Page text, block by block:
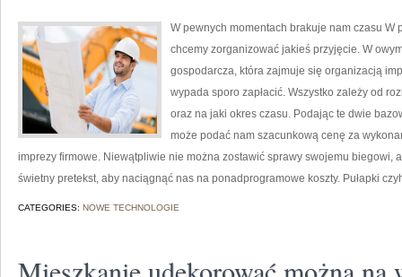
W pewnych momentach brakuje nam czasu
chcemy zorganizować jakieś przyjęcie. W
gospodarcza, która zajmuje się organizacją
wypada sporo zapłacić. Wszystko zależy od
oraz na jaki okres czasu. Podając te dwie
może podać nam szacunkową cenę za
imprezy firmowe. Niewątpliwie nie można zostawić sprawy swojemu biegowi,
świetny pretekst, aby naciągnąć nas na ponadprogramowe koszty. Pułapki
CATEGORIES: NOWE TECHNOLOGIE